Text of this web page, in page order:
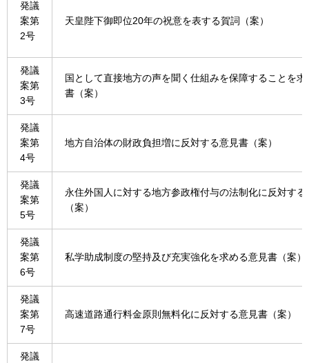
発議
案第
2号
天皇陛下御即位20年の祝意を表する賀詞（案）
発議
案第
3号
国として直接地方の声を聞く仕組みを保障することを求
書（案）
発議
案第
4号
地方自治体の財政負担増に反対する意見書（案）
発議
案第
5号
永住外国人に対する地方参政権付与の法制化に反対する
（案）
発議
案第
6号
私学助成制度の堅持及び充実強化を求める意見書（案）
発議
案第
7号
高速道路通行料金原則無料化に反対する意見書（案）
発議